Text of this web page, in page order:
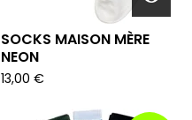
SOCKS MAISON MÈRE
NEON
13,00 €